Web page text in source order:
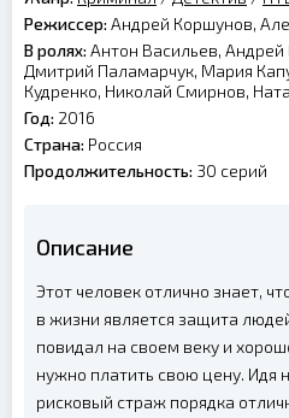
Режиссер: Андрей Коршунов,
В ролях: Антон Васильев, Андрей
Дмитрий Паламарчук, Мария
Кудренко, Николай Смирнов,
Год: 2016
Страна: Россия
Продолжительность: 30 серий
Описание
Этот человек отлично знает,
в жизни является защита
повидал на своем веку и
нужно платить свою цену. Идя
рисковый страж порядка